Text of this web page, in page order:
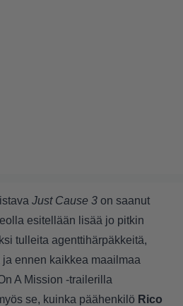
Just Cause 3 on saanut
esitellään lisää jo pitkin
tulleita agenttihärpäkkeitä,
ennen kaikkea maailmaa
A Mission -trailerilla
se, kuinka päähenkilö Rico